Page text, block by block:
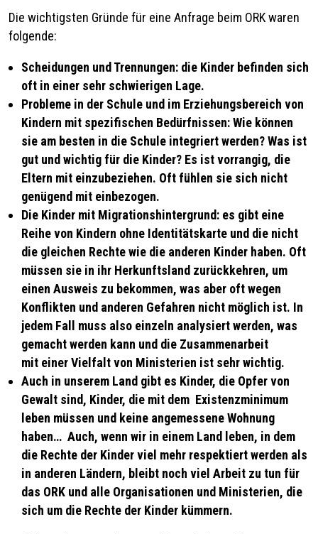
Die wichtigsten Gründe für eine Anfrage beim ORK waren
folgende:
Scheidungen und Trennungen: die Kinder befinden sich
oft in einer sehr schwierigen Lage.
Probleme in der Schule und im Erziehungsbereich von
Kindern mit spezifischen Bedürfnissen: Wie können
sie am besten in die Schule integriert werden? Was ist
gut und wichtig für die Kinder? Es ist vorrangig, die
Eltern mit einzubeziehen. Oft fühlen sie sich nicht
genügend mit einbezogen.
Die Kinder mit Migrationshintergrund: es gibt eine
Reihe von Kindern ohne Identitätskarte und die nicht
die gleichen Rechte wie die anderen Kinder haben. Oft
müssen sie in ihr Herkunftsland zurückkehren, um
einen Ausweis zu bekommen, was aber oftwegen
Konflikten und anderen Gefahren nicht möglich ist. In
jedem Fall muss also einzeln analysiert werden, was
gemacht werden kann und die Zusammenarbeit
mit einer Vielfalt von Ministerien ist sehr wichtig.
Auch in unserem Land gibt es Kinder, die Opfer von
Gewalt sind, Kinder, die mit dem Existenzminimum
leben müssen und keine angemessene Wohnung
haben… Auch, wenn wir in einem Land leben, in dem
die Rechte der Kinder viel mehr respektiertwerden als
in anderen Ländern, bleibt noch viel Arbeit zu tun für
das ORK und alle Organisationen und Ministerien, die
sich um die Rechte der Kinder kümmern.